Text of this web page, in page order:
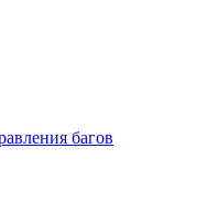
багов